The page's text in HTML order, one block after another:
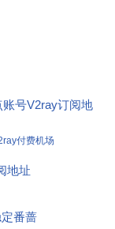
号V2ray订阅地
付费机场
地址
番蔷